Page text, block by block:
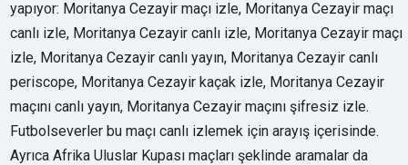
yapıyor: Moritanya Cezayir maçı izle, Moritanya Cezayir maçı
canlı izle, Moritanya Cezayir canlı izle, Moritanya Cezayir maçı
izle, Moritanya Cezayir canlı yayın, Moritanya Cezayir canlı
periscope, Moritanya Cezayir kaçak izle, Moritanya Cezayir
maçını canlı yayın, Moritanya Cezayir maçını şifresiz izle.
Futbolseverler bu maçı canlı izlemek için arayış içerisinde.
Ayrıca Afrika Uluslar Kupası maçları şeklinde aramalar da